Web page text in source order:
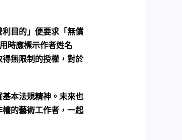
目的」便要求「無償
時應標示作者姓名
無限制的授權，對於
本法規精神。未來也
的藝術工作者，一起